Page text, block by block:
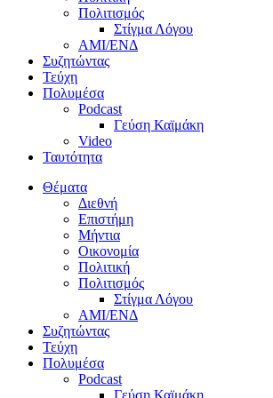
Πολιτισμός
Στίγμα Λόγου
AMI/ΕΝΔ
Συζητώντας
Τεύχη
Πολυμέσα
Podcast
Γεύση Καϊμάκη
Video
Ταυτότητα
Θέματα
Διεθνή
Επιστήμη
Μήντια
Οικονομία
Πολιτική
Πολιτισμός
Στίγμα Λόγου
AMI/ΕΝΔ
Συζητώντας
Τεύχη
Πολυμέσα
Podcast
Γεύση Καϊμάκη